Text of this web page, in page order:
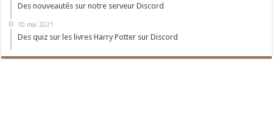
Des nouveautés sur notre serveur Discord
10 mai 2021
Des quiz sur les livres Harry Potter sur Discord